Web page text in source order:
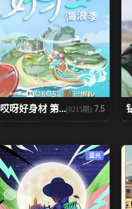
哎呀好身材 第...(0215期) 7.5
蓝光